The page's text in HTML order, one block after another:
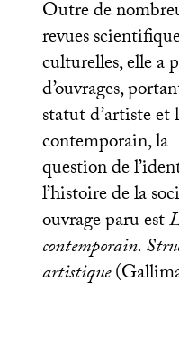
Outre de
revues
culturelles, elle a
d’ouvrages,
statut d’artiste et
contemporain, la
question de
l’histoire de la
ouvrage paru est
contemporain.
artistique